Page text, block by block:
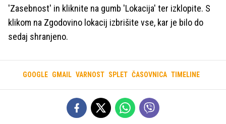
'Zasebnost' in kliknite na gumb 'Lokacija' ter izklopite. S
klikom na Zgodovino lokacij izbrišite vse, kar je bilo do
sedaj shranjeno.
GOOGLE GMAIL VARNOST SPLET ČASOVNICA TIMELINE